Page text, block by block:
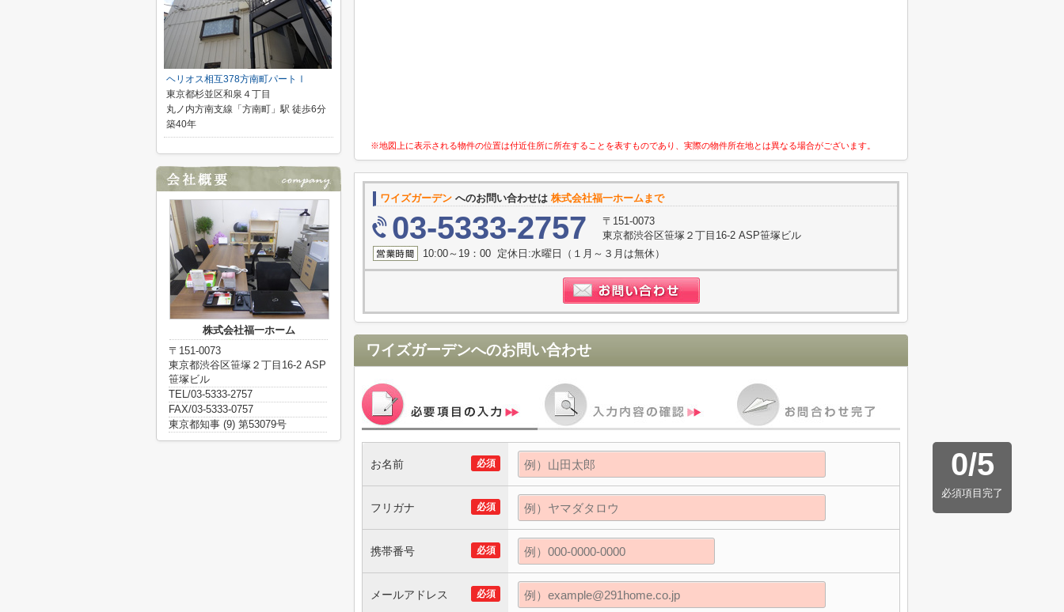
※地図上に表示される物件の位置は付近住所に所在することを表すものであり、実際の物件所在地とは異なる場合がございます。
ワイズガーデン へのお問い合わせは 株式会社福一ホームまで
03-5333-2757
〒151-0073
東京都渋谷区笹塚２丁目16-2 ASP笹塚ビル
10:00～19：00 定休日:水曜日（１月～３月は無休）
ワイズガーデンへのお問い合わせ
0/5
必須項目完了
必須
お名前
必須
フリガナ
必須
携帯番号
必須
メールアドレス
ヘリオス相互378方南町パートⅠ
東京都杉並区和泉４丁目
丸ノ内方南支線「方南町」駅 徒歩6分
築40年
株式会社福一ホーム
〒151-0073
東京都渋谷区笹塚２丁目16-2 ASP
笹塚ビル
TEL/03-5333-2757
FAX/03-5333-0757
東京都知事 (9) 第53079号